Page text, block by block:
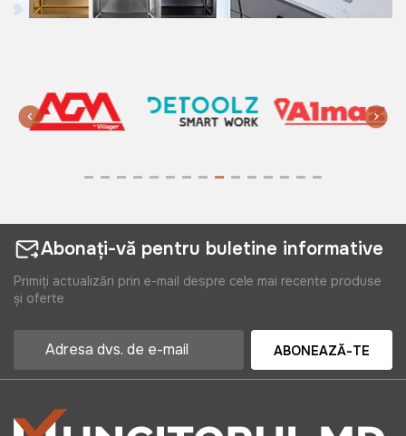
Abonați-vă pentru buletine informative
Primiți actualizări prin e-mail despre cele mai recente produse
și oferte
ABONEAZĂ-TE